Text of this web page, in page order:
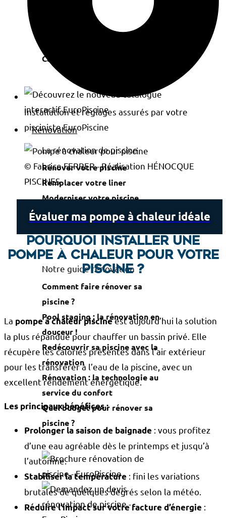
Carrée
Rénovation
La rénovation de piscine
Rénover votre piscine
Remplacer votre liner
Moderniser votre piscine
Restaurer votre piscine creusée
Notre guide rénovation
Comment faire rénover sa
piscine ?
Pool staging : la rénovation en
douceur !
Redécouvrir sa piscine avec la
rénovation
Rénovation : la technologie au
service du confort
Quel budget pour rénover sa
piscine ?
Installation et réglages assurés par votre
pisciniste EuroPiscine
© Fabrice FERRER - Réalisation HÉNOCQUE
PISCINES
Évaluer ma pompe à chaleur idéale
Pourquoi installer une
pompe à chaleur pour votre
piscine ?
La pompe à chaleur piscineest aujourd’hui la solution
la plus répandue pour chauffer un bassin privé. Elle
récupère les calories présentes dans l’air extérieur
pour les transférer à l’eau de la piscine, avec un
excellent rendement énergétique.
Les principaux bénéfices :
Prolonger la saison de baignade : vous profitez
d’une eau agréable dès le printemps et jusqu’à
l’automne.
Stabiliser la température : fini les variations
brutales de quelques degrés selon la météo.
Réduire l’impact sur votre facture d’énergie :